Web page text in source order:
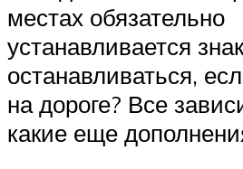
местах обязательно
устанавливается
останавливаться,
на дороге? Все
какие еще